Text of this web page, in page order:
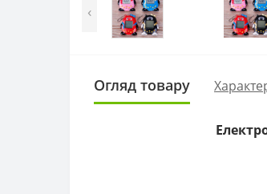
‹
Огляд товару